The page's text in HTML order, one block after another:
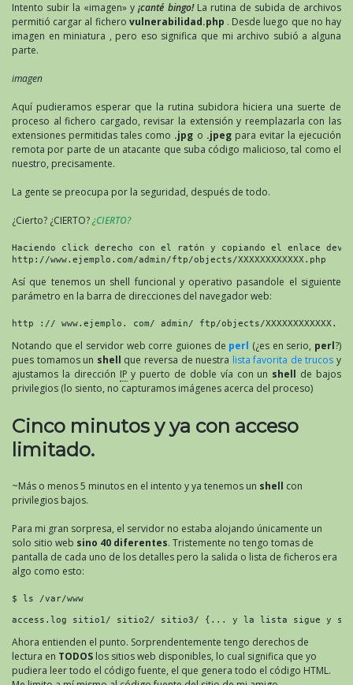
Intento subir la «imagen» y¡canté bingo!La rutina de subida de archivos
permitió cargar al fichero vulnerabilidad.php . Desde luego que no hay
imagen en miniatura , pero eso significa que mi archivo subió a alguna
parte.
imagen
Aquí pudieramos esperar que la rutina subidora hiciera una suerte de
proceso al fichero cargado, revisar la extensión y reemplazarla con las
extensiones permitidas tales como .jpg o .jpegpara evitar la ejecución
remota por parte de un atacante que suba código malicioso, tal como el
nuestro, precisamente.
La gente se preocupa por la seguridad, después de todo.
¿Cierto? ¿CIERTO?¿CIERTO?
Haciendo click derecho con el ratón y copiando el enlace
http://www.ejemplo.com/admin/ftp/objects/XXXXXXXXXXXX.php
Así que tenemos un shell funcional y operativo pasandole el siguiente
parámetro en la barra de direcciones del navegador web:
http :// www.ejemplo. com/ admin/ ftp/objects/XXXXXXXXXXXX.
Notando que el servidor web corre guiones de perl (¿es en serio, perl?)
pues tomamos un shell que reversa de nuestra lista favorita de trucos y
ajustamos la dirección IP y puerto de doble vía con un shell de bajos
privilegios (lo siento, no capturamos imágenes acerca del proceso)
Cinco minutos y ya con acceso
limitado.
~Más o menos 5 minutos en el intento y ya tenemos un shell con
privilegios bajos.
Para mi gran sorpresa, el servidor no estaba alojando únicamente un
solo sitio web sino 40 diferentes. Tristemente no tengo tomas de
pantalla de cada uno de los detalles pero la salida o lista de ficheros era
algo como esto:
$ ls /var/www
access.log sitio1/ sitio2/ sitio3/ {... y la lista sigue y
Ahora entienden el punto. Sorprendentemente tengo derechos de
lectura en TODOS los sitios web disponibles, lo cual significa que yo
pudiera leer todo el código fuente, el que genera todo el código HTML.